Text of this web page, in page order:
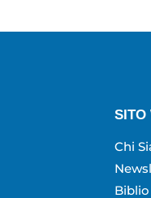
SITO
Chi
Biblio